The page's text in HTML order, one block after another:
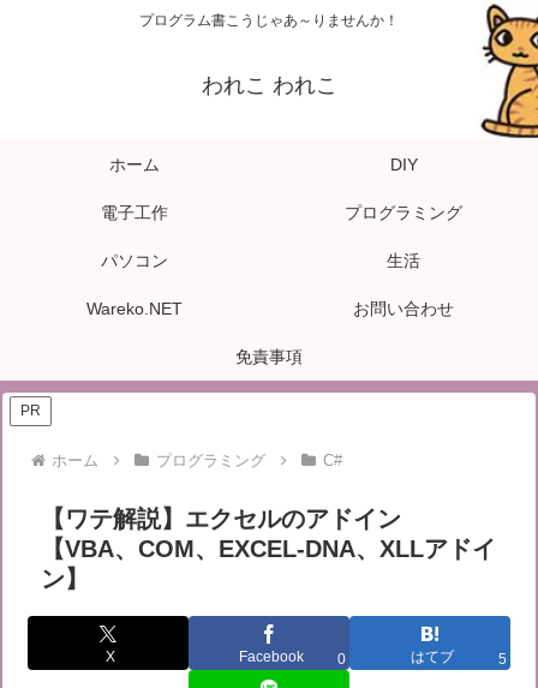
プログラム書こうじゃあ～りませんか！
われこ われこ
ホーム DIY
電子工作 プログラミング
パソコン 生活
Wareko.NET お問い合わせ
免責事項
PR
ホーム プログラミング C#
【ワテ解説】エクセルのアドイン
【VBA、COM、EXCEL-DNA、XLLアドイ
ン】
X Facebook 0 はてブ 5